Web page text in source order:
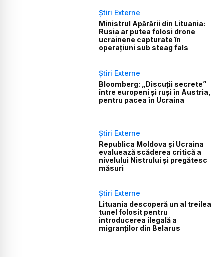
Știri Externe
Ministrul Apărării din Lituania:
Rusia ar putea folosi drone
ucrainene capturate în
operațiuni sub steag fals
Știri Externe
Bloomberg: „Discuții secrete”
între europeni și ruși în Austria,
pentru pacea în Ucraina
Știri Externe
Republica Moldova și Ucraina
evaluează scăderea critică a
nivelului Nistrului și pregătesc
măsuri
Știri Externe
Lituania descoperă un al treilea
tunel folosit pentru
introducerea ilegală a
migranților din Belarus